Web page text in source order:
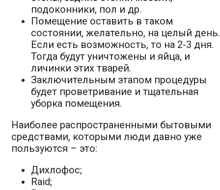
подоконники, пол и др.
Помещение оставить в таком
состоянии, желательно, на целый день.
Если есть возможность, то на 2-3 дня.
Тогда будут уничтожены и яйца, и
личинки этих тварей.
Заключительным этапом процедуры
будет проветривание и тщательная
уборка помещения.
Наиболее распространенными бытовыми
средствами, которыми люди давно уже
пользуются – это:
Дихлофос;
Raid;